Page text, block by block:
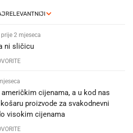
prije 2 mjeseca
ni sličicu
cijenama, a u kod nas
proizvode za svakodnevni
visokim cijenama